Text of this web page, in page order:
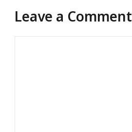
Leave a Comment